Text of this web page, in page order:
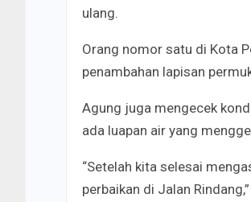
ulang.
Orang nomor satu di Kota
penambahan lapisan
Agung juga mengecek
ada luapan air yang
“Setelah kita selesai
perbaikan di Jalan